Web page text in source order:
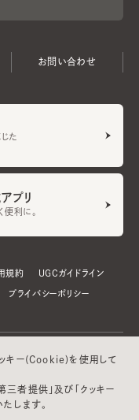
お問い合わせ
た
プリ
利に。
規約 UGCガイドライン
プライバシーポリシー
キー(Cookie)を使用して
者提供」及び「クッキー
します。